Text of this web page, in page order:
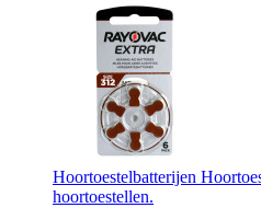
Hoortoestelbatterijen
hoortoestellen.